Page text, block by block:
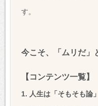
す。
今こそ、「ムリだ」
【コンテンツ一覧】
1. 人生は「そもそも論